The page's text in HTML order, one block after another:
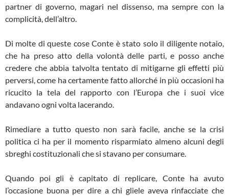
partner di governo, magari nel dissenso, ma sempre con la
complicità, dell’altro.
Di molte di queste cose Conte è stato solo il diligente notaio,
che ha preso atto della volontà delle parti, e posso anche
credere che abbia talvolta tentato di mitigarne gli effetti più
perversi, come ha certamente fatto allorché in più occasioni ha
ricucito la tela del rapporto con l’Europa che i suoi vice
andavano ogni volta lacerando.
Rimediare a tutto questo non sarà facile, anche se la crisi
politica ci ha per il momento risparmiato almeno alcuni degli
sbreghi costituzionali che si stavano per consumare.
Quando poi gli è capitato di replicare, Conte ha avuto
l’occasione buona per dire a chi gliele aveva rinfacciate che